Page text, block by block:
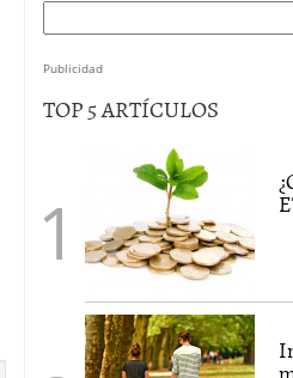
Publicidad
TOP 5 ARTÍCULOS